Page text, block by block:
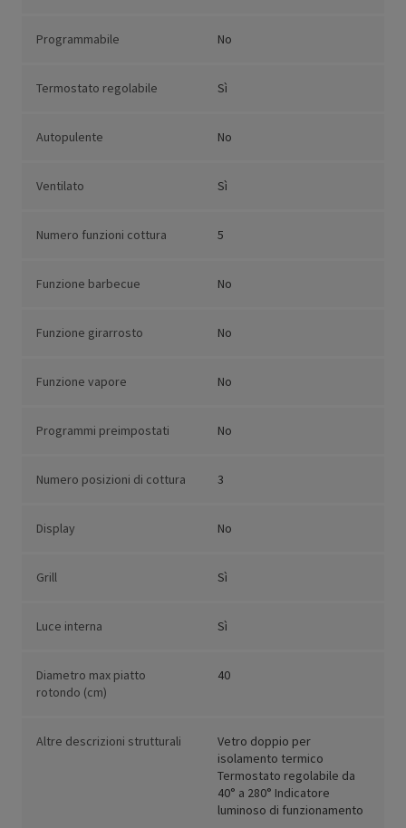
Programmabile No
Termostato regolabile Sì
Autopulente No
Ventilato Sì
Numero funzioni cottura 5
Funzione barbecue No
Funzione girarrosto No
Funzione vapore No
Programmi preimpostati No
Numero posizioni di cottura 3
Display No
Grill Sì
Luce interna Sì
Diametro max piatto
rotondo (cm)
40
Altre descrizioni strutturali
Vetro doppio per
isolamento termico
Termostato regolabile da
40° a 280° Indicatore
luminoso di funzionamento